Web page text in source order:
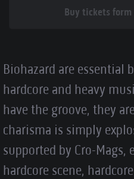
Buy tickets
Biohazard are essential
hardcore and heavy
have the groove, they
charisma is simply
supported by Cro-
hardcore scene,